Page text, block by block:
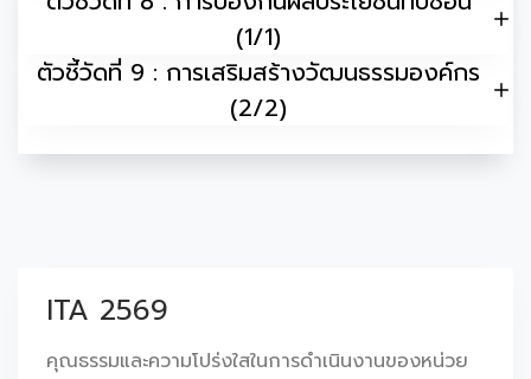
(1/1)
ตัวชี้วัดที่ 9 : การเสริมสร้างวัฒนธรรมองค์กร
(2/2)
ITA 2569
คุณธรรมและความโปร่งใสในการดำเนินงานของหน่วย